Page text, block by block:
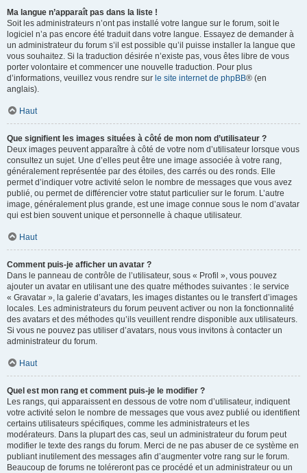
Ma langue n’apparaît pas dans la liste !
Soit les administrateurs n’ont pas installé votre langue sur le forum, soit le
logiciel n’a pas encore été traduit dans votre langue. Essayez de demander à
un administrateur du forum s’il est possible qu’il puisse installer la langue que
vous souhaitez. Si la traduction désirée n’existe pas, vous êtes libre de vous
porter volontaire et commencer une nouvelle traduction. Pour plus
d’informations, veuillez vous rendre sur le site internet de phpBB® (en
anglais).
Haut
Que signifient les images situées à côté de mon nom d’utilisateur ?
Deux images peuvent apparaître à côté de votre nom d’utilisateur lorsque vous
consultez un sujet. Une d’elles peut être une image associée à votre rang,
généralement représentée par des étoiles, des carrés ou des ronds. Elle
permet d’indiquer votre activité selon le nombre de messages que vous avez
publié, ou permet de différencier votre statut particulier sur le forum. L’autre
image, généralement plus grande, est une image connue sous le nom d’avatar
qui est bien souvent unique et personnelle à chaque utilisateur.
Haut
Comment puis-je afficher un avatar ?
Dans le panneau de contrôle de l’utilisateur, sous « Profil », vous pouvez
ajouter un avatar en utilisant une des quatre méthodes suivantes : le service
« Gravatar », la galerie d’avatars, les images distantes ou le transfert d’images
locales. Les administrateurs du forum peuvent activer ou non la fonctionnalité
des avatars et des méthodes qu’ils veuillent rendre disponible aux utilisateurs.
Si vous ne pouvez pas utiliser d’avatars, nous vous invitons à contacter un
administrateur du forum.
Haut
Quel est mon rang et comment puis-je le modifier ?
Les rangs, qui apparaissent en dessous de votre nom d’utilisateur, indiquent
votre activité selon le nombre de messages que vous avez publié ou identifient
certains utilisateurs spécifiques, comme les administrateurs et les
modérateurs. Dans la plupart des cas, seul un administrateur du forum peut
modifier le texte des rangs du forum. Merci de ne pas abuser de ce système en
publiant inutilement des messages afin d’augmenter votre rang sur le forum.
Beaucoup de forums ne toléreront pas ce procédé et un administrateur ou un